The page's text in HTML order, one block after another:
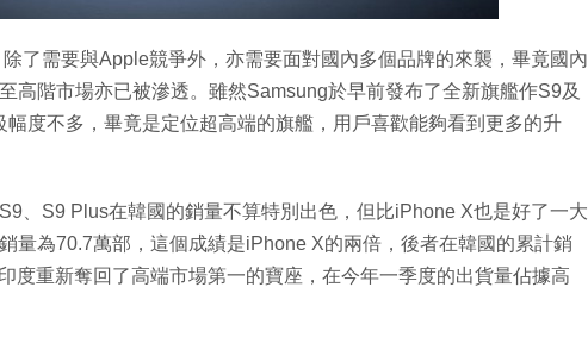
了需要與Apple競爭外，亦需要面對國內多個品牌的來襲，畢竟國內
高階市場亦已被滲透。雖然Samsung於早前發布了全新旗艦作S9及
度不多，畢竟是定位超高端的旗艦，用戶喜歡能夠看到更多的升
、S9 Plus在韓國的銷量不算特別出色，但比iPhone X也是好了一大
量為70.7萬部，這個成績是iPhone X的兩倍，後者在韓國的累計銷
度重新奪回了高端市場第一的寶座，在今年一季度的出貨量佔據高